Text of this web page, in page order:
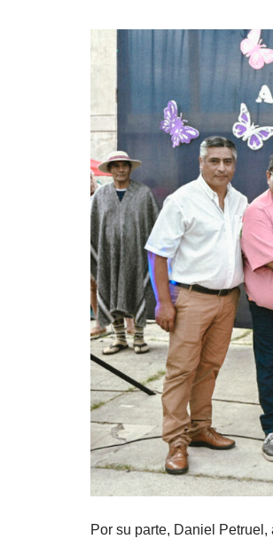
Por su parte, Daniel